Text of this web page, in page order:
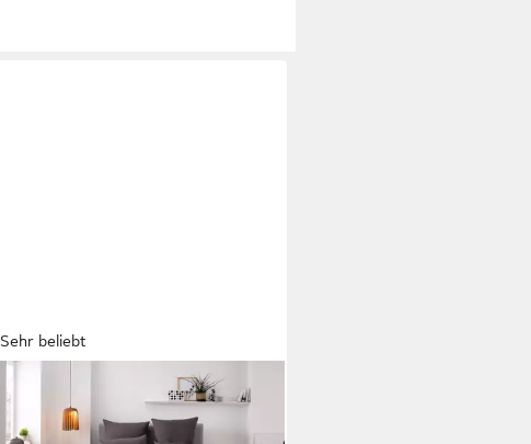
Sehr beliebt
Bettwäsche Desner 100% Microfaser,
extra weich, allergikerfreundlich,